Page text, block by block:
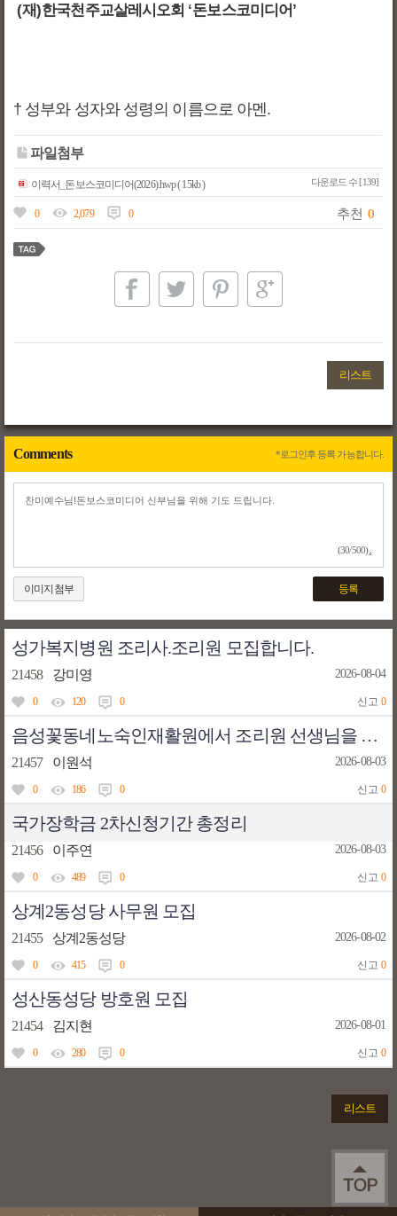
(재)한국천주교살레시오회 ‘돈보스코미디어 ’
† 성부와 성자와 성령의 이름으로 아멘.
파일첨부
이력서_돈보스코미디어(2026).hwp ( 15kb ) 다운로드 수 [139]
0 2,079 0 추천 0
리스트
Comments *로그인후 등록 가능합니다.
(30/500)
이미지첨부 등록
성가복지병원 조리사.조리원 모집합니다.
21458 강미영 2026-08-04
0 120 0 신고 0
음성꽃동네노숙인재활원에서 조리원 선생님을 모십니다.
21457 이원석 2026-08-03
0 186 0 신고 0
국가장학금 2차신청기간 총정리
21456 이주연 2026-08-03
0 489 0 신고 0
상계2동성당 사무원 모집
21455 상계2동성당 2026-08-02
0 415 0 신고 0
성산동성당 방호원 모집
21454 김지현 2026-08-01
0 280 0 신고 0
리스트